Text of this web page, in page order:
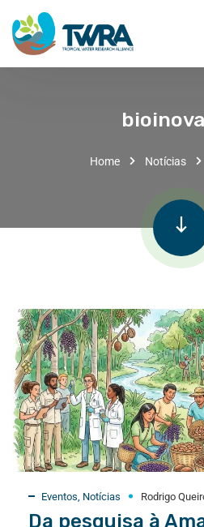
Home Notícias
Eventos Notícias Rodrigo
Da pesquisa à